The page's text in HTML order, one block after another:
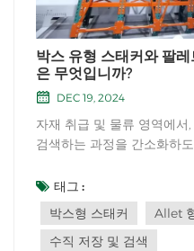
박스 유형 스태커와 팔
은 무엇입니까?
DEC 19, 2024
자재 취급 및 물류 영역에
검색하는 과정을 간소화하
Type Stacker는 각각 고유
눈에 띄는 옵션으로 두드러
트래들 스태커라고도하는
태그 :
박스형 스태커
Allet
수직 저장 및 검색